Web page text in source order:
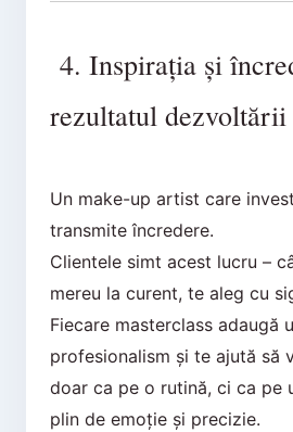
4. Inspirația și
rezultatul dezvoltării
Un make-up artist care
transmite încredere.
Clientele simt acest lucru –
mereu la curent, te aleg cu
Fiecare masterclass adaugă
profesionalism și te ajută să
doar ca pe o rutină, ci ca pe
plin de emoție și precizie.